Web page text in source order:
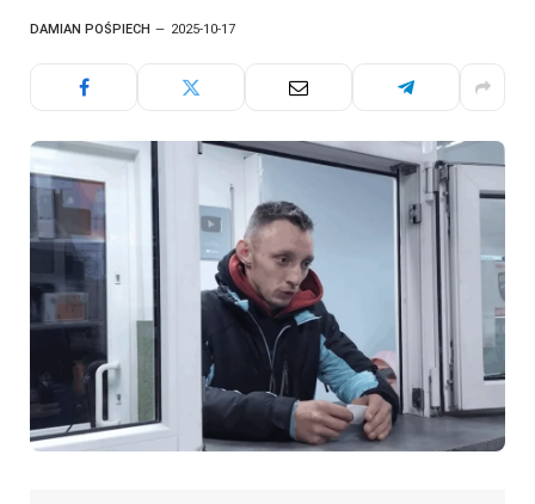
DAMIAN POŚPIECH 2025-10-17